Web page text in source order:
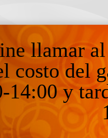
llamar
costo del
14:00 y